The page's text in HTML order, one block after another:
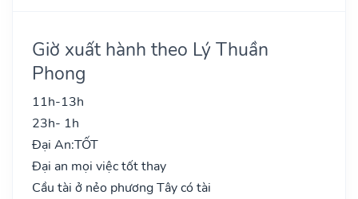
Giờ xuất hành theo Lý Thuần
Phong
11h-13h
23h- 1h
Đại An:TỐT
Đại an mọi việc tốt thay
Cầu tài ở nẻo phương Tây có tài